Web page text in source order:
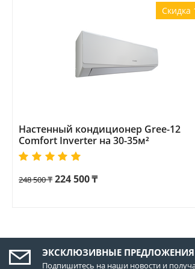
Скидка
Настенный кондиционер Gree-12
Comfort Inverter на 30-35м²
248 500₸ 224 500₸
ЭКСКЛЮЗИВНЫЕ ПРЕДЛОЖЕНИЯ
Подпишитесь на наши новости и